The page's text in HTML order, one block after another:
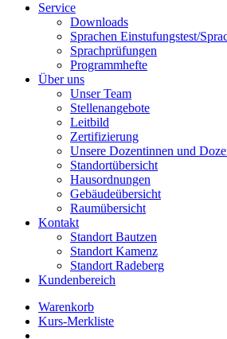
Service
Downloads
Sprachen Einstufungstest/
Sprachprüfungen
Programmhefte
Über uns
Unser Team
Stellenangebote
Leitbild
Zertifizierung
Unsere Dozentinnen und
Standortübersicht
Hausordnungen
Gebäudeübersicht
Raumübersicht
Kontakt
Standort Bautzen
Standort Kamenz
Standort Radeberg
Kundenbereich
Warenkorb
Kurs-Merkliste